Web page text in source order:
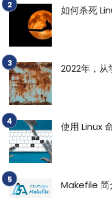
如何杀死
2022年，
使用 Linux
Makefile 简